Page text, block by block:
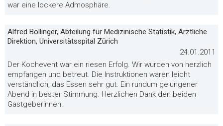
war eine lockere Admosphäre.
Alfred Bollinger, Abteilung für Medizinische Statistik, Ärztliche
Direktion, Universitätsspital Zürich
24.01.2011
Der Kochevent war ein riesen Erfolg. Wir wurden von herzlich
empfangen und betreut. Die Instruktionen waren leicht
verständlich, das Essen sehr gut. Ein rundum gelungener
Abend in bester Stimmung. Herzlichen Dank den beiden
Gastgeberinnen.